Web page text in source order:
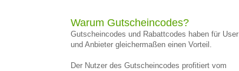
Warum Gutscheincodes?
Gutscheincodes und Rabattcodes haben für User
und Anbieter gleichermaßen einen Vorteil.
Der Nutzer des Gutscheincodes profitiert vom